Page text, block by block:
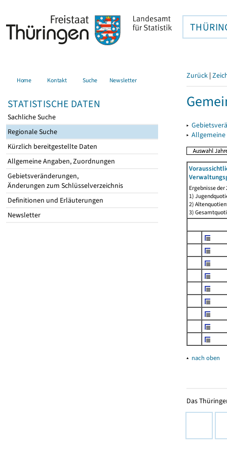
Home Kontakt Suche Newsletter
STATISTISCHE DATEN
Sachliche Suche
Regionale Suche
Kürzlich bereitgestellte Daten
Allgemeine Angaben, Zuordnungen
Gebietsveränderungen,
Änderungen zum Schlüsselverzeichnis
Definitionen und Erläuterungen
Newsletter
Zurück |
▸
▸
Ergebnisse
1)
2)
3)
▴ nach oben
Das